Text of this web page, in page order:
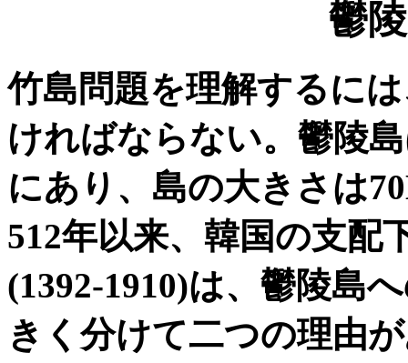
鬱
竹島問題を理解するに
ければならない。鬱陵
にあり、島の大きさは
512年以来、韓国の支配
(1392-1910)は、鬱陵島
きく分けて二つの理由